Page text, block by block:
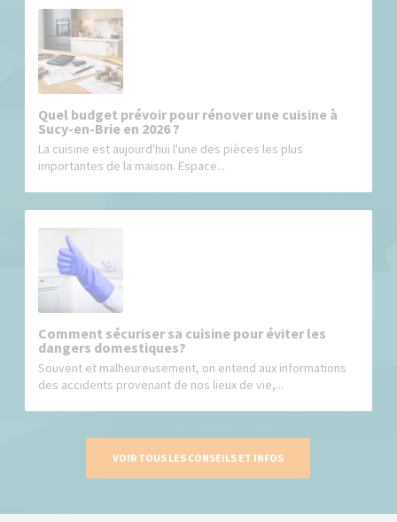
Quel budget prévoir pour rénover une cuisine à
Sucy-en-Brie en 2026 ?
La cuisine est aujourd'hui l'une des pièces les plus
importantes de la maison. Espace...
Comment sécuriser sa cuisine pour éviter les
dangers domestiques?
Souvent et malheureusement, on entend aux informations
des accidents provenant de nos lieux de vie,...
VOIR TOUS LES CONSEILS ET INFOS